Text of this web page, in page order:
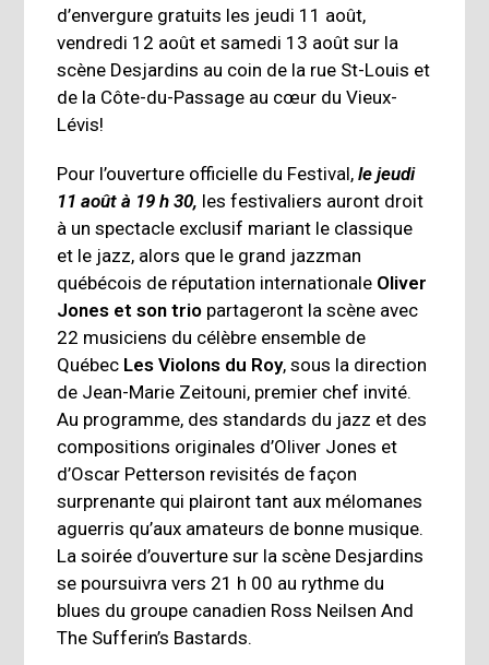
d’envergure gratuits les jeudi 11 août,
vendredi 12 août et samedi 13 août sur la
scène Desjardins au coin de la rue St-Louis et
de la Côte-du-Passage au cœur du Vieux-
Lévis!
Pour l’ouverture officielle du Festival,le jeudi
11 août à 19 h 30, les festivaliers auront droit
à un spectacle exclusif mariant le classique
et le jazz, alors que le grand jazzman
québécois de réputation internationale Oliver
Jones et son trio partageront la scène avec
22 musiciens du célèbre ensemble de
Québec Les Violons du Roy, sous la direction
de Jean-Marie Zeitouni, premier chef invité.
Au programme, des standards du jazz et des
compositions originales d’Oliver Jones et
d’Oscar Petterson revisités de façon
surprenante qui plairont tant aux mélomanes
aguerris qu’aux amateurs de bonne musique.
La soirée d’ouverture sur la scène Desjardins
se poursuivra vers 21 h 00 au rythme du
blues du groupe canadien Ross Neilsen And
The Sufferin’s Bastards.